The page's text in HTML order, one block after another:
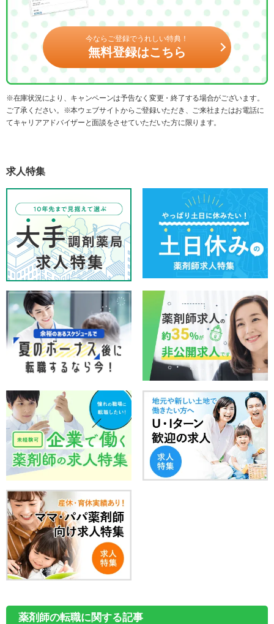
今ならご登録でうれしい特典！
無料登録はこちら
※在庫状況により、キャンペーンは予告なく変更・終了する場合がございます。
ご了承ください。※本ウェブサイトからご登録いただき、ご来社またはお電話に
てキャリアアドバイザーと面談をさせていただいた方に限ります。
求人特集
薬剤師の転職に関する記事